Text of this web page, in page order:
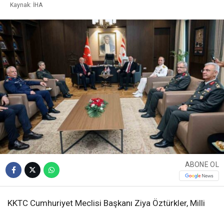
Kaynak: İHA
ABONE OL
KKTC Cumhuriyet Meclisi Başkanı Ziya Öztürkler, Milli